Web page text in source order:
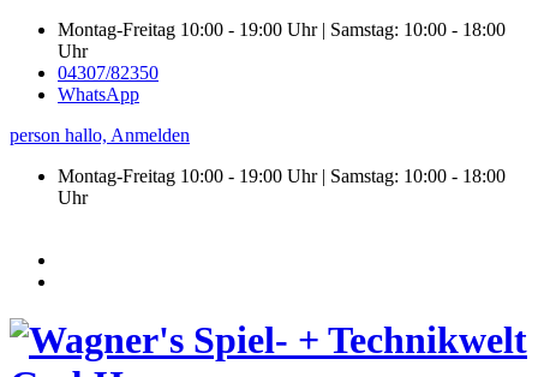
Montag-Freitag 10:00 - 19:00 Uhr | Samstag: 10:00 - 18:00
Uhr
04307/82350
WhatsApp
person hallo, Anmelden
Montag-Freitag 10:00 - 19:00 Uhr | Samstag: 10:00 - 18:00
Uhr